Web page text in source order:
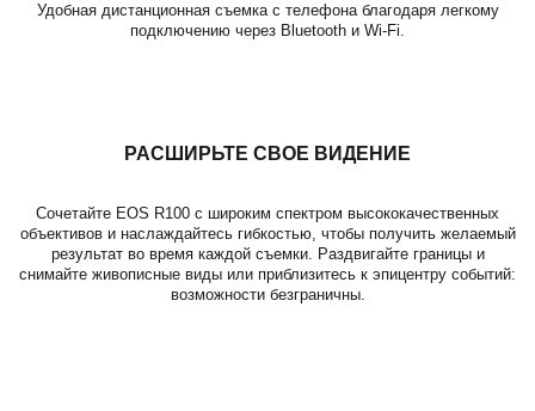
Удобная дистанционная съемка с телефона благодаря легкому
подключению через Bluetooth и Wi-Fi.
РАСШИРЬТЕ СВОЕ ВИДЕНИЕ
Сочетайте EOS R100 с широким спектром высококачественных
объективов и наслаждайтесь гибкостью, чтобы получить желаемый
результат во время каждой съемки. Раздвигайте границы и
снимайте живописные виды или приблизитесь к эпицентру событий:
возможности безграничны.